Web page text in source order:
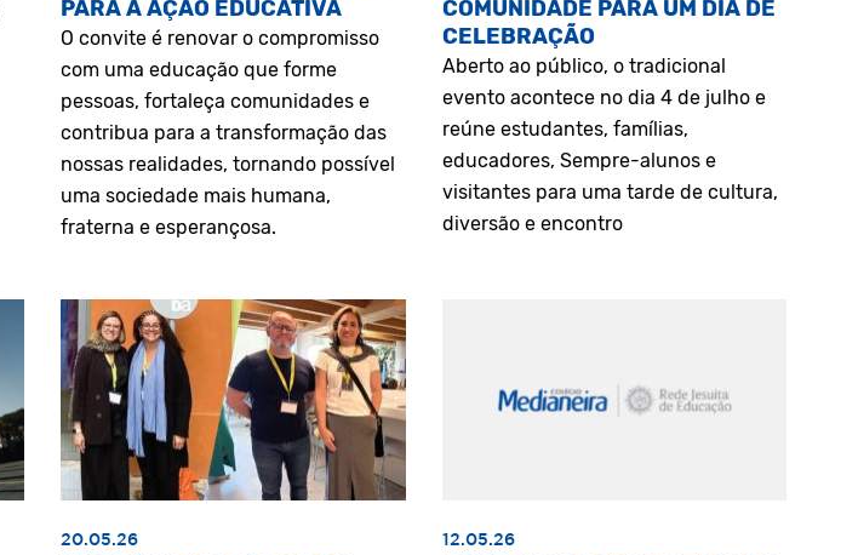
PARA A AÇÃO EDUCATIVA
O convite é renovar o compromisso
com uma educação que forme
pessoas, fortaleça comunidades e
contribua para a transformação das
nossas realidades, tornando possível
uma sociedade mais humana,
fraterna e esperançosa.
COMUNIDADE PARA UM DIA DE
CELEBRAÇÃO
Aberto ao público, o tradicional
evento acontece no dia 4 de julho e
reúne estudantes, famílias,
educadores, Sempre-alunos e
visitantes para uma tarde de cultura,
diversão e encontro
20.05.26 12.05.26